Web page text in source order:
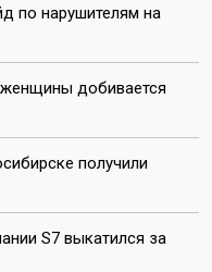
по нарушителям на
добивается
получили
S7 выкатился за